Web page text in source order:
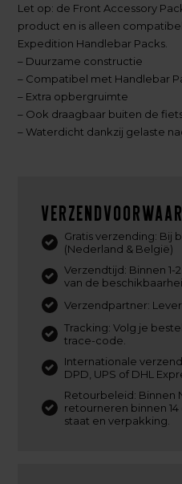
Let op: de Front Accessory
product en is alleen
Expedition Handlebar Packs.
– Duurzame constructie
– Compatibel met Handlebar
– Extra opbergruimte
– Ook draagbaar buiten de
– Waterdicht dankzij gelaste
Gratis verzending: Bij
(Nederland & België)
Verzendtijd: Binnen
van de
Verzendpartner:
Tracking: Volg je
trace-code.
Internationale
DPD, UPS of DHL
Retourbeleid: Binnen
retourneren binnen
staat en verpakking.